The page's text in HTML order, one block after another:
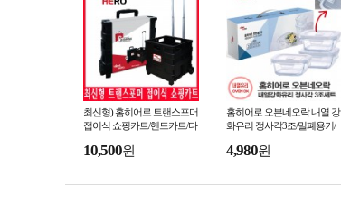
최신형) 홈히어로 트랜스포머
접이식 쇼핑카트/핸드카트/다
판촉물/홍보/
10,500원
홈히어로 오븐네오락 내열 강
화유리 정사각3조/밀폐용기/
선물세트/사은품/판촉물
4,980원